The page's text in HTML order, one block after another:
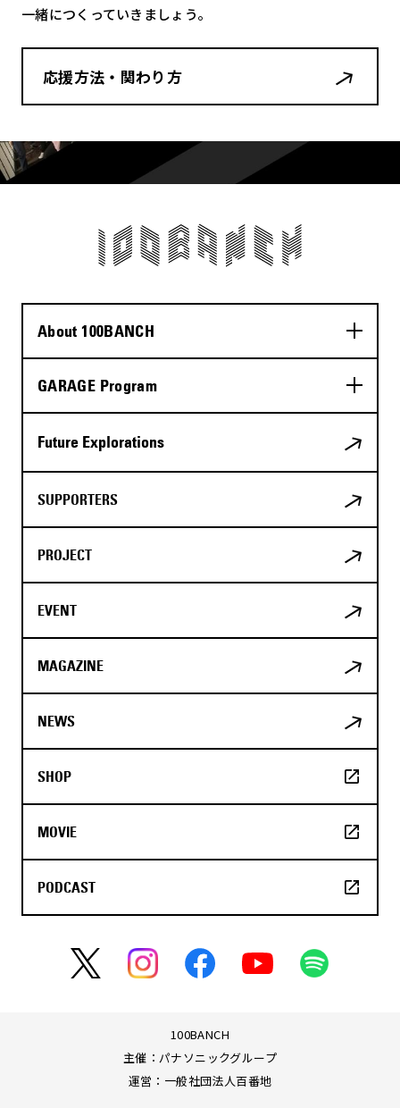
一緒につくっていきましょう。
応援方法・関わり方
About 100BANCH
GARAGE Program
Future Explorations
SUPPORTERS
PROJECT
EVENT
MAGAZINE
NEWS
SHOP
MOVIE
PODCAST
100BANCH
主催：パナソニックグループ
運営：一般社団法人百番地